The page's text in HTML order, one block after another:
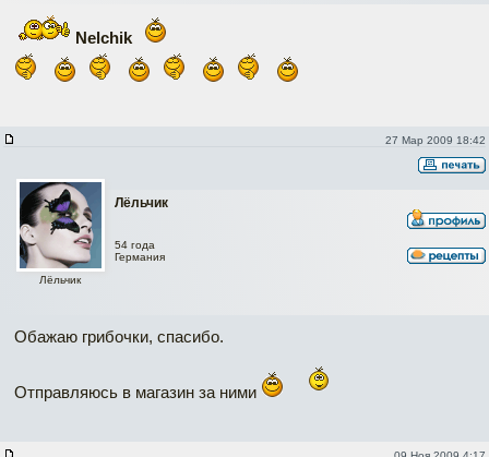
Nelchik
27 Мар 2009 18:42
Лёльчик
Лёльчик
54 года
Германия
Обажаю грибочки, спасибо.
Отправляюсь в магазин за ними